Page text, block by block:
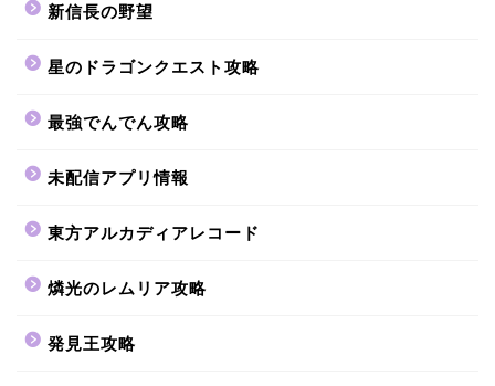
新信長の野望
星のドラゴンクエスト攻略
最強でんでん攻略
未配信アプリ情報
東方アルカディアレコード
燐光のレムリア攻略
発見王攻略